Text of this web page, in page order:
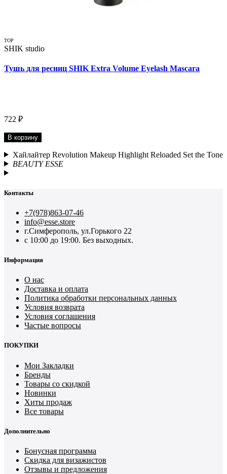
TOP
SHIK studio
Тушь для ресниц SHIK Extra Volume Eyelash Mascara
722 ₽
В корзину
Хайлайтер Revolution Makeup Highlight Reloaded Set the Tone
BEAUTY ESSE
Контакты
+7(978)863-07-46
info@esse.store
г.Симферополь, ул.Горького 22
с 10:00 до 19:00. Без выходных.
Информация
О нас
Доставка и оплата
Политика обработки персональных данных
Условия возврата
Условия соглашения
Частые вопросы
ПОКУПКИ
Мои Закладки
Бренды
Товары со скидкой
Новинки
Хиты продаж
Все товары
Дополнительно
Бонусная программа
Скидка для визажистов
Отзывы и предложения